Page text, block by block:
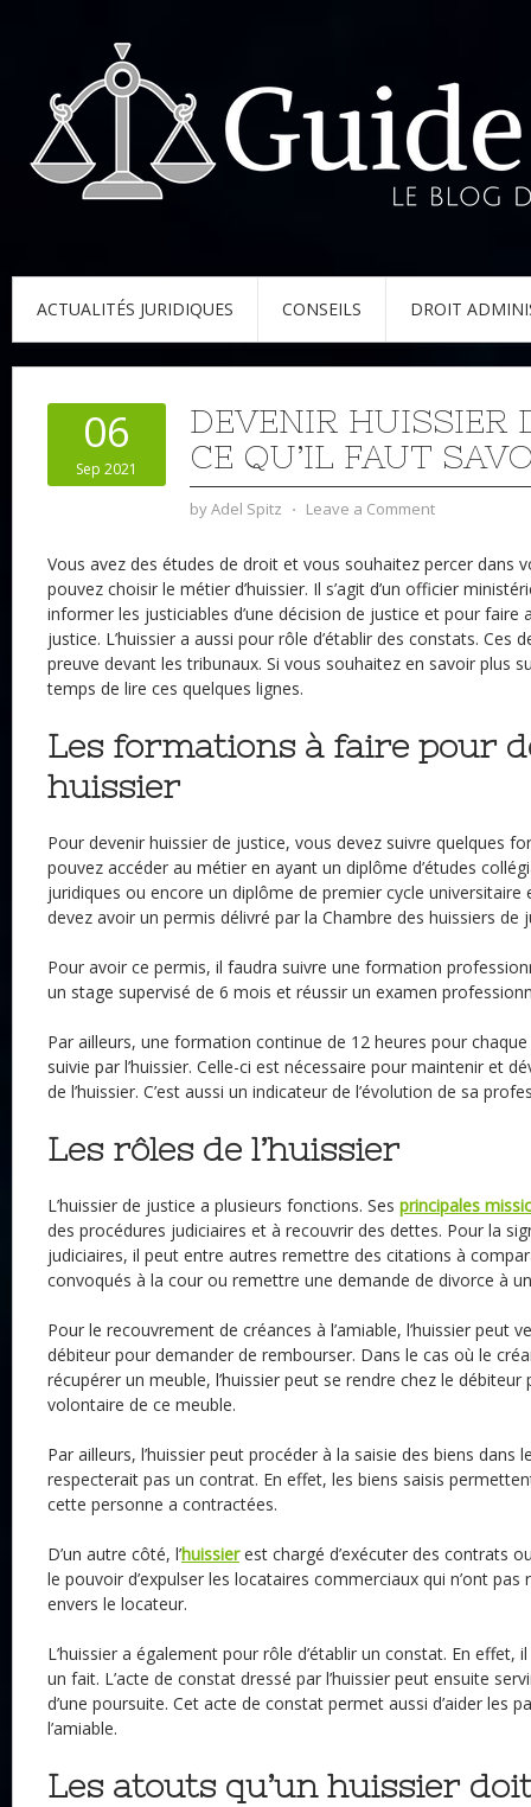
ACTUALITÉS JURIDIQUES CONSEILS DROIT
06
Sep 2021
DEVENIR HUISSIER
CE QU’IL FAUT
byAdel Spitz ⋅ Leave a Comment
Vous avez des études de droit et vous souhaitez percer dans
pouvez choisir le métier d’huissier. Il s’agit d’un officier
informer les justiciables d’une décision de justice et pour faire
justice. L’huissier a aussi pour rôle d’établir des constats. Ces
preuve devant les tribunaux. Si vous souhaitez en savoir plus
temps de lire ces quelques lignes.
Les formations à faire pour
huissier
Pour devenir huissier de justice, vous devez suivre quelques
pouvez accéder au métier en ayant un diplôme d’études
juridiques ou encore un diplôme de premier cycle universitaire
devez avoir un permis délivré par la Chambre des huissiers de
Pour avoir ce permis, il faudra suivre une formation
un stage supervisé de 6 mois et réussir un examen
Par ailleurs, une formation continue de 12 heures pour
suivie par l’huissier. Celle-ci est nécessaire pour maintenir et
de l’huissier. C’est aussi un indicateur de l’évolution de sa
Les rôles de l’huissier
L’huissier de justice a plusieurs fonctions. Ses principales
des procédures judiciaires et à recouvrir des dettes. Pour la
judiciaires, il peut entre autres remettre des citations à
convoqués à la cour ou remettre une demande de divorce à
Pour le recouvrement de créances à l’amiable, l’huissier peut
débiteur pour demander de rembourser. Dans le cas où le
récupérer un meuble, l’huissier peut se rendre chez le
volontaire de ce meuble.
Par ailleurs, l’huissier peut procéder à la saisie des biens dans
respecterait pas un contrat. En effet, les biens saisis
cette personne a contractées.
D’un autre côté, l’huissierest chargé d’exécuter des contrats
le pouvoir d’expulser les locataires commerciaux qui n’ont
envers le locateur.
L’huissier a également pour rôle d’établir un constat. En effet,
un fait. L’acte de constat dressé par l’huissier peut ensuite
d’une poursuite. Cet acte de constat permet aussi d’aider les
l’amiable.
Les atouts qu’un huissier